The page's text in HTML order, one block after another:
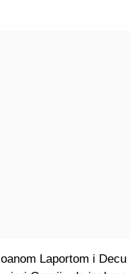
Laportom i Decu